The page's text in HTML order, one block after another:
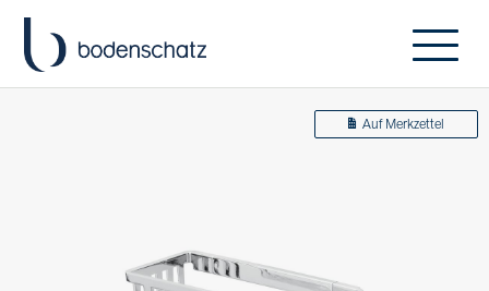
Auf Merkzettel